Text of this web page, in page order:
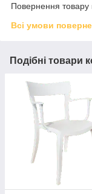
Повернення товару
Всі умови
Подібні товари